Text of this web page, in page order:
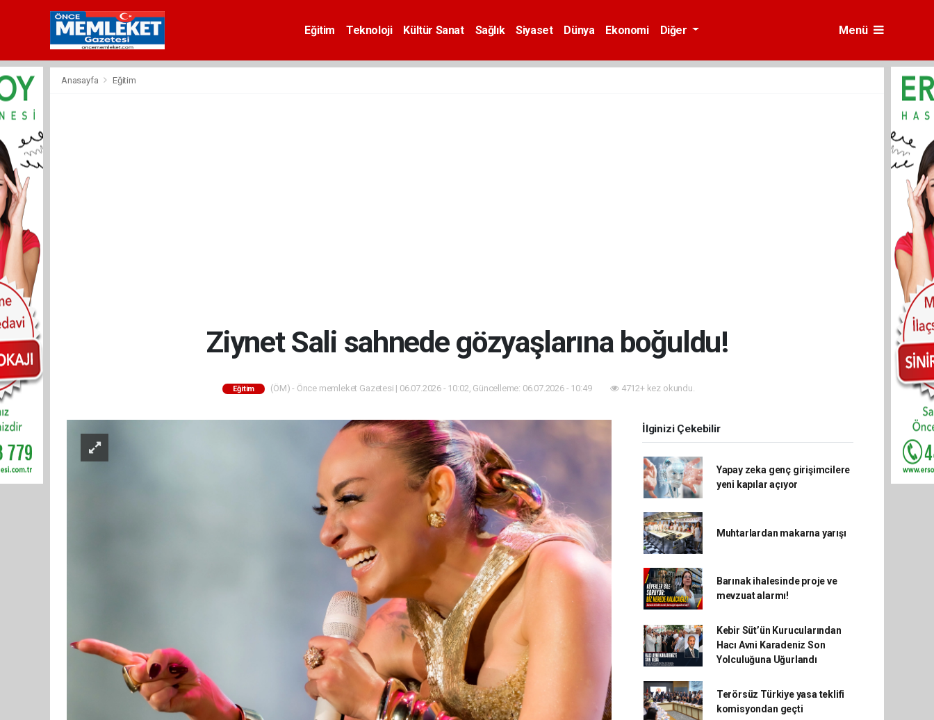
Eğitim Teknoloji Kültür Sanat Sağlık Siyaset Dünya Ekonomi Diğer Menü
Anasayfa Eğitim
Ziynet Sali sahnede gözyaşlarına boğuldu!
Eğitim (ÖM) - Önce memleket Gazetesi | 06.07.2026 - 10:02, Güncelleme: 06.07.2026 - 10:49 4712+ kez okundu.
İlginizi Çekebilir
Yapay zeka genç girişimcilere
yeni kapılar açıyor
Muhtarlardan makarna yarışı
Barınak ihalesinde proje ve
mevzuat alarmı!
Kebir Süt’ün Kurucularından
Hacı Avni Karadeniz Son
Yolculuğuna Uğurlandı
Terörsüz Türkiye yasa teklifi
komisyondan geçti